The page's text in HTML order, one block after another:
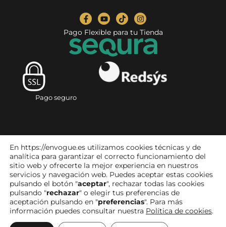
Pago Flexible para tu Tienda
Pago seguro
Aviso legal | Política de privacidad |Condiciones de compra
Devoluciones y reembolsos|Política de cookies
Accesibilidad
En https://envogue.es utilizamos cookies técnicas y de
analítica para garantizar el correcto funcionamiento del
sitio web y ofrecerte la mejor experiencia en nuestros
servicios y navegación web. Puedes aceptar estas cookies
pulsando el botón "aceptar", rechazar todas las cookies
pulsando "rechazar" o elegir tus preferencias de
aceptación pulsando en "preferencias". Para más
información puedes consultar nuestra Política de cookies.